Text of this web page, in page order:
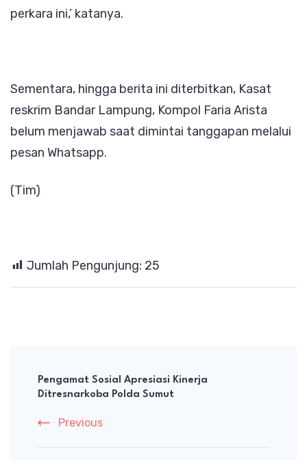
perkara ini,’ katanya.
Sementara, hingga berita ini diterbitkan, Kasat
reskrim Bandar Lampung, Kompol Faria Arista
belum menjawab saat dimintai tanggapan melalui
pesan Whatsapp.
(Tim)
Jumlah Pengunjung: 25
Navigation
Pengamat Sosial Apresiasi Kinerja
Ditresnarkoba Polda Sumut
Previous